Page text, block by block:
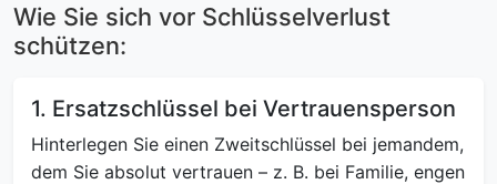
Wie Sie sich vor Schlüsselverlust
schützen:
1. Ersatzschlüssel bei Vertrauensperson
Hinterlegen Sie einen Zweitschlüssel bei jemandem,
dem Sie absolut vertrauen – z. B. bei Familie, engen